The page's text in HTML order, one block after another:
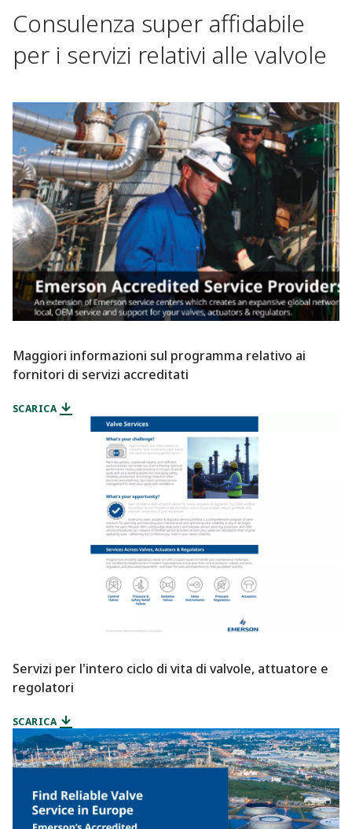
Consulenza super affidabile
per i servizi relativi alle valvole
Maggiori informazioni sul programma relativo ai
fornitori di servizi accreditati
SCARICA
Servizi per l'intero ciclo di vita di valvole, attuatore e
regolatori
SCARICA